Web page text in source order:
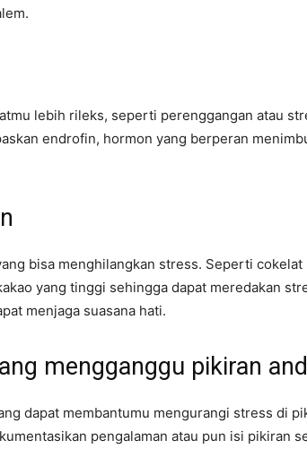
lebih rileks, seperti perenggangan atau
endrofin, hormon yang berperan
bisa menghilangkan stress. Seperti cokelat
yang tinggi sehingga dapat meredakan
menjaga suasana hati.
mengganggu pikiran
dapat membantumu mengurangi stress di
pengalaman atau pun isi pikiran